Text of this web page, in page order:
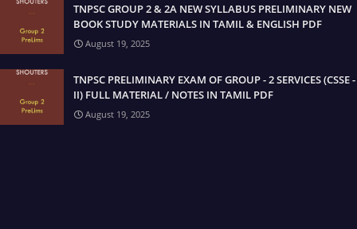
TNPSC GROUP 2 & 2A NEW SYLLABUS PRELIMINARY NEW
BOOK STUDY MATERIALS IN TAMIL & ENGLISH PDF
August 19, 2025
TNPSC PRELIMINARY EXAM OF GROUP - 2 SERVICES (CSSE -
II) FULL MATERIAL / NOTES IN TAMIL PDF
August 19, 2025